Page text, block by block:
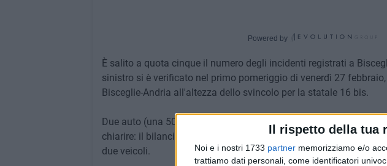
Il rispetto della tua
Noi e i nostri 1733 partner memorizziamo e/o
trattiamo dati personali, come identificatori
Powered by
È salito a quota cinque il numero degli incidenti registrati a
sinistro si è verificato nel primo pomeriggio di venerdì 27
Bisceglie-Andria all'altezza dello svincolo per la statale 16 bis.
Due auto (una 500 bianca e una Volkswagen Polo grigia) si sono
chiarire: il bilancio, per fortuna, è di alcuni feriti lievi. Danni
due veicoli.